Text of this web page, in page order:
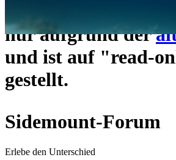
Das alte Forum hier
nur aufgrund der
und ist auf "read-
gestellt.
Sidemount-Forum
Erlebe den Unterschied